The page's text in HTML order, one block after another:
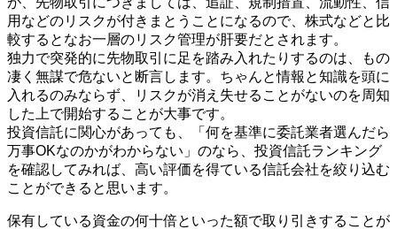
用などのリスクが付きまとうことになるので、株式などと比
較するとなお一層のリスク管理が肝要だとされます。
独力で突発的に先物取引に足を踏み入れたりするのは、もの
凄く無謀で危ないと断言します。ちゃんと情報と知識を頭に
入れるのみならず、リスクが消え失せることがないのを周知
した上で開始することが大事です。
投資信託に関心があっても、「何を基準に委託業者選んだら
万事OKなのかがわからない」のなら、投資信託ランキング
を確認してみれば、高い評価を得ている信託会社を絞り込む
ことができると思います。
保有している資金の何十倍といった額で取り引きすることが